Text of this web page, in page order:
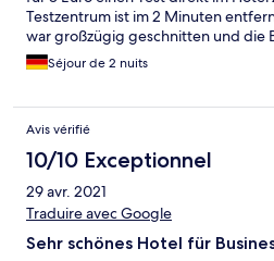
Testzentrum ist im 2 Minuten
war großzügig geschnitten und die
Frühstücksbuffet ließ keine
freundlich und hilfsbereit. Wir
Séjour de 2 nuits
Avis vérifié
10/10 Exceptionnel
29 avr. 2021
Traduire avec Google
Sehr schönes Hotel für